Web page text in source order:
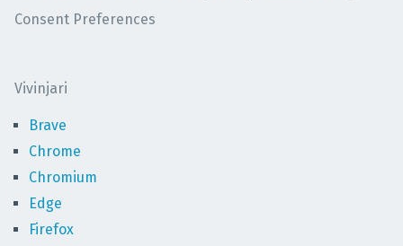
Consent Preferences
Vivinjari
Brave
Chrome
Chromium
Edge
Firefox